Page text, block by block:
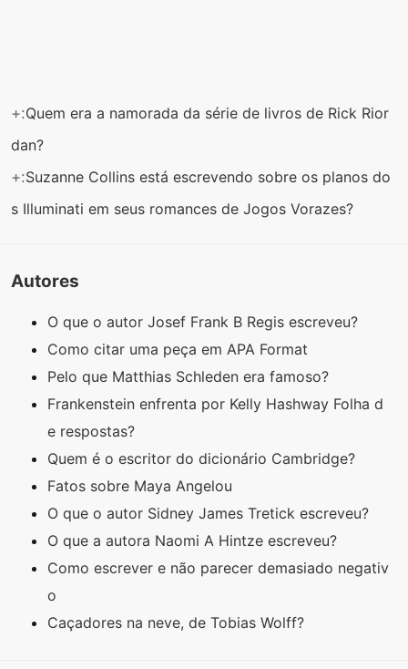
+:Quem era a namorada da série de livros de Rick Rior
dan?
+:Suzanne Collins está escrevendo sobre os planos do
s Illuminati em seus romances de Jogos Vorazes?
Autores
O que o autor Josef Frank B Regis escreveu?
Como citar uma peça em APA Format
Pelo que Matthias Schleden era famoso?
Frankenstein enfrenta por Kelly Hashway Folha d
e respostas?
Quem é o escritor do dicionário Cambridge?
Fatos sobre Maya Angelou
O que o autor Sidney James Tretick escreveu?
O que a autora Naomi A Hintze escreveu?
Como escrever e não parecer demasiado negativ
o
Caçadores na neve, de Tobias Wolff?